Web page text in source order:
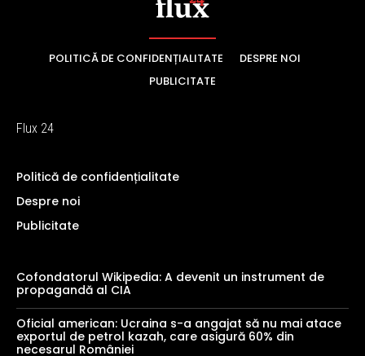
POLITICĂ DE CONFIDENȚIALITATE
DESPRE NOI
PUBLICITATE
Flux 24
Politică de confidențialitate
Despre noi
Publicitate
Cofondatorul Wikipedia: A devenit un instrument de
propagandă al CIA
Oficial american: Ucraina s-a angajat să nu mai atace
exportul de petrol kazah, care asigură 60% din
necesarul României